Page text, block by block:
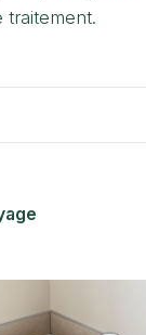
traitement.